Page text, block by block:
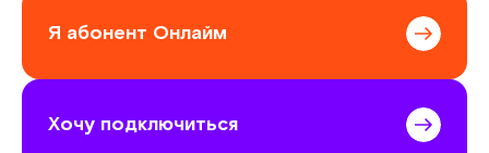
Я абонент Онлайм
Хочу подключиться